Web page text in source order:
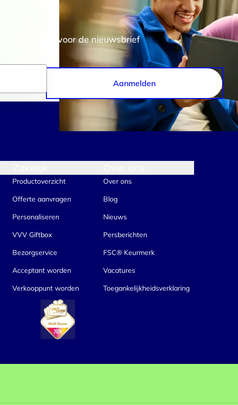
Statistieken Marketing
Selectie toestaan Alle cookies toestaan
voor de nieuwsbrief
Aanmelden
Productoverzicht
Offerte aanvragen
Personaliseren
VVV Giftbox
Bezorgservice
Acceptant worden
Verkooppunt worden
Over ons
Blog
Nieuws
Persberichten
FSC® Keurmerk
Vacatures
Toegankelijkheidsverklaring